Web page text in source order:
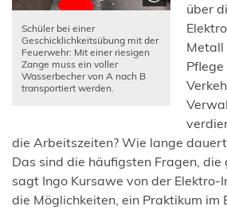
Schüler bei einer
Geschicklichkeitsübung mit der
Feuerwehr: Mit einer riesigen
Zange muss ein voller
Wasserbecher von A nach B
transportiert werden.
über
Metall
die Arbeitszeiten? Wie lange
Das sind die häufigsten Fragen, die
sagt Ingo Kursawe von der Elektro-
die Möglichkeiten, ein Praktikum im